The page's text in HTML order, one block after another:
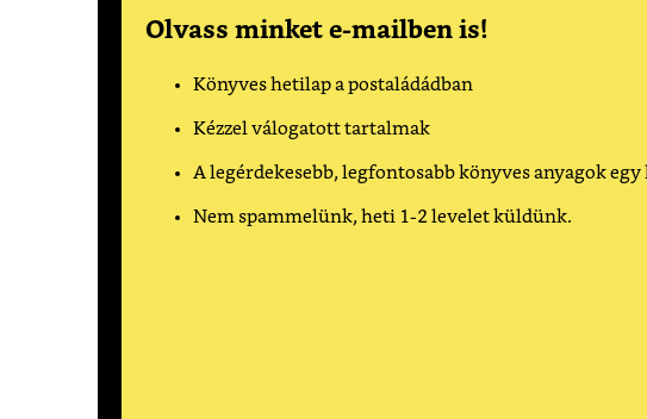
Olvass minket e-mailben is!
Könyves hetilap a postaládádban
Kézzel válogatott tartalmak
A legérdekesebb, legfontosabb könyves anyagok egy
Nem spammelünk, heti 1-2 levelet küldünk.